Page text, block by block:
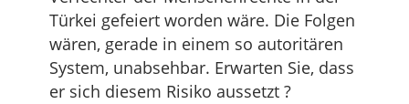
Türkei gefeiert worden wäre. Die Folgen
wären, gerade in einem so autoritären
System, unabsehbar. Erwarten Sie, dass
er sich diesem Risiko aussetzt ?